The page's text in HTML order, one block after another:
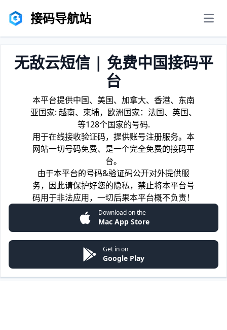
接码导航站
无敌云短信 | 免费中国接码平
台
本平台提供中国、美国、加拿大、香港、东南
亚国家: 越南、柬埔，欧洲国家：法国、英国、
等128个国家的号码.
用于在线接收验证码，提供账号注册服务。本
网站一切号码免费、是一个完全免费的接码平
台。
由于本平台的号码&验证码公开对外提供服
务，因此请保护好您的隐私，禁止将本平台号
码用于非法应用，一切后果本平台概不负责！
Download on the
Mac App Store
Get in on
Google Play